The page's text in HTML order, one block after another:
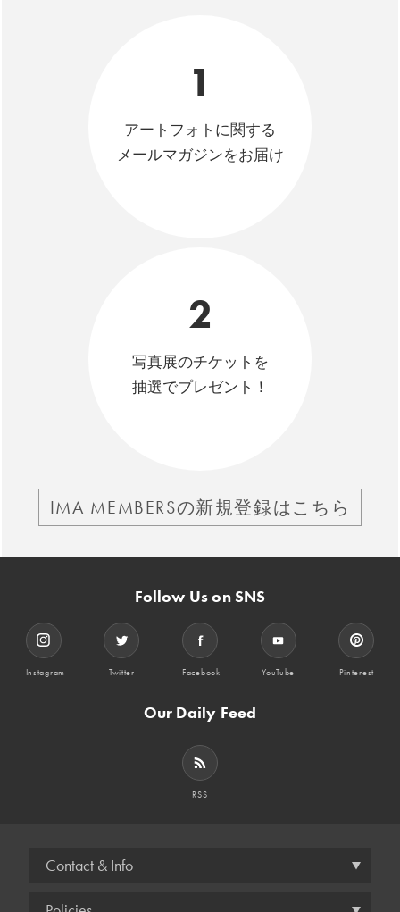
1
アートフォトに関する
メールマガジンをお届け
2
写真展のチケットを
抽選でプレゼント！
IMA MEMBERSの新規登録はこちら
Follow Us on SNS
Instagram Twitter Facebook YouTube Pinterest
Our Daily Feed
RSS
Contact & Info